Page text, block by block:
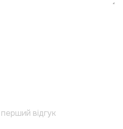
відгук